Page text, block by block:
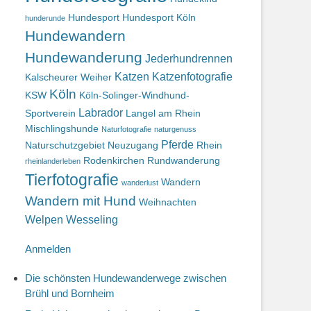
hunderunde Hundesport Hundesport Köln
Hundewandern
Hundewanderung Jederhundrennen
Kalscheurer Weiher Katzen Katzenfotografie
KSW Köln Köln-Solinger-Windhund-
Sportverein Labrador Langel am Rhein
Mischlingshunde Naturfotografie naturgenuss
Naturschutzgebiet Neuzugang Pferde Rhein
rheinlanderleben Rodenkirchen Rundwanderung
Tierfotografie wanderlust Wandern
Wandern mit Hund Weihnachten
Welpen Wesseling
Anmelden
Die schönsten Hundewanderwege zwischen
Brühl und Bornheim